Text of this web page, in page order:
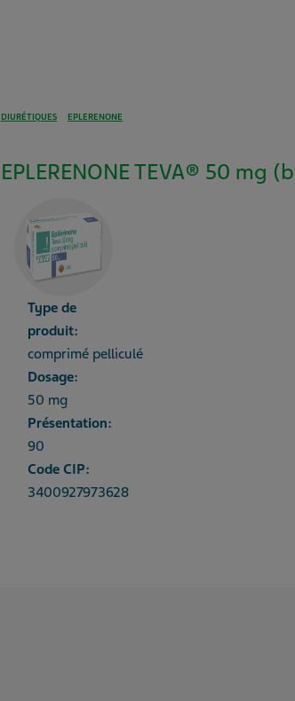
DIURÉTIQUES EPLERENONE
EPLERENONE TEVA® 50 mg
Type de
produit:
comprimé pelliculé
Dosage:
50 mg
Présentation:
90
Code CIP:
3400927973628